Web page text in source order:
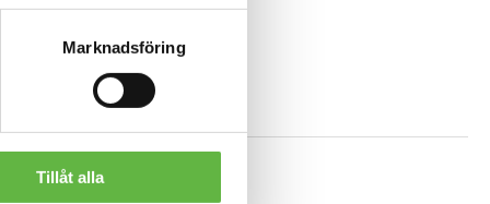
Marknadsföring
Tillåt alla